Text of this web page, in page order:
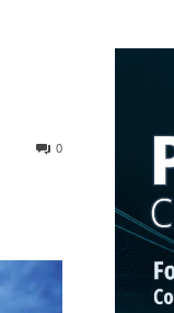
0